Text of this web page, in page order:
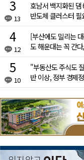
13
호남서 백지화된
반도체 클러스터 필
12
[부산에도 밀리는
도 해운대는 꼭 간
10
"부동산도 주식도
반 이상, 정부 경제